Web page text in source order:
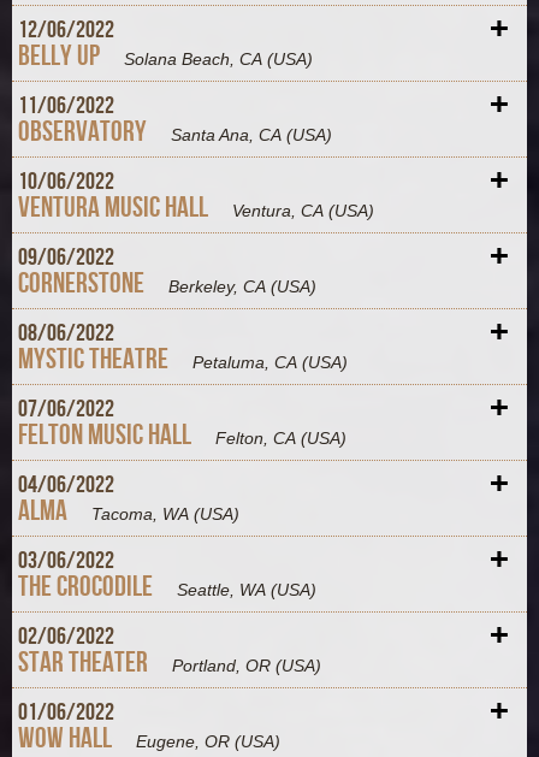
12/06/2022
Belly Up Solana Beach, CA (USA) +
11/06/2022
Observatory Santa Ana, CA (USA) +
10/06/2022
Ventura Music Hall Ventura, CA (USA) +
09/06/2022
Cornerstone Berkeley, CA (USA) +
08/06/2022
Mystic Theatre Petaluma, CA (USA) +
07/06/2022
Felton Music Hall Felton, CA (USA) +
04/06/2022
Alma Tacoma, WA (USA) +
03/06/2022
The Crocodile Seattle, WA (USA) +
02/06/2022
Star Theater Portland, OR (USA) +
01/06/2022
WOW Hall Eugene, OR (USA) +